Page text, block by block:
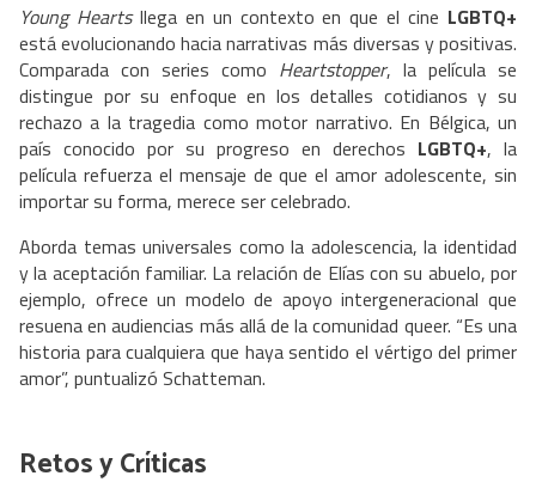
Young Heartsllega en un contexto en que el cine LGBTQ+
está evolucionando hacia narrativas más diversas y positivas.
Comparada con series como Heartstopper, la película se
distingue por su enfoque en los detalles cotidianos y su
rechazo a la tragedia como motor narrativo. En Bélgica, un
país conocido por su progreso en derechos LGBTQ+, la
película refuerza el mensaje de que el amor adolescente, sin
importar su forma, merece ser celebrado.
Aborda temas universales como la adolescencia, la identidad
y la aceptación familiar. La relación de Elías con su abuelo, por
ejemplo, ofrece un modelo de apoyo intergeneracional que
resuena en audiencias más allá de la comunidad queer. “Es una
historia para cualquiera que haya sentido el vértigo del primer
amor”, puntualizó Schatteman.
Retos y Críticas